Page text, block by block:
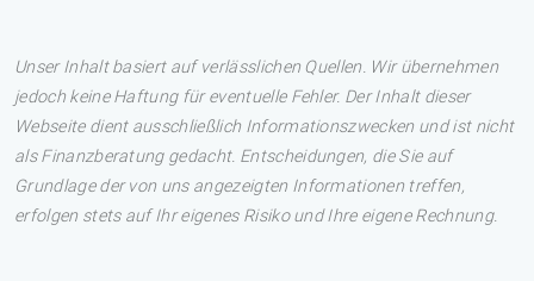
Unser Inhalt basiert auf verlässlichen Quellen. Wir übernehmen
jedoch keine Haftung für eventuelle Fehler. Der Inhalt dieser
Webseite dient ausschließlich Informationszwecken und ist nicht
als Finanzberatung gedacht. Entscheidungen, die Sie auf
Grundlage der von uns angezeigten Informationen treffen,
erfolgen stets auf Ihr eigenes Risiko und Ihre eigene Rechnung.